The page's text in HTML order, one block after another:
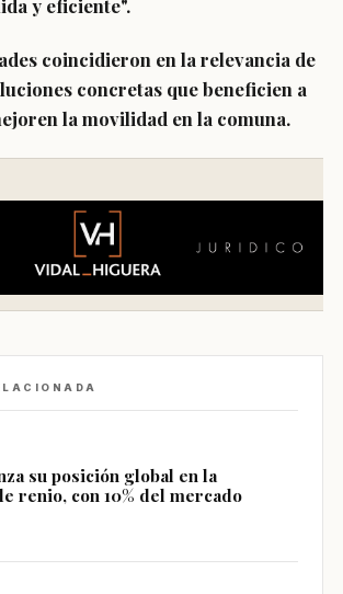
y eficiente".
coincidieron en la relevancia de
concretas que beneficien a
la movilidad en la comuna.
su posición global en la
renio, con 10% del mercado